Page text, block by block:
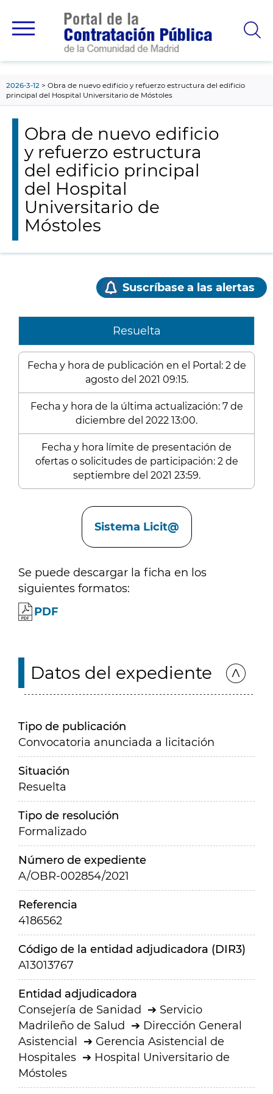
principal
2026-3-12
Obra de nuevo edificio y refuerzo estructura del edificio
principal del Hospital Universitario de Móstoles
Obra de nuevo edificio
y refuerzo estructura
del edificio principal
del Hospital
Universitario de
Móstoles
Suscríbase a las alertas
Resuelta
Fecha y hora de publicación en el Portal: 2 de
agosto del 2021 09:15.
Fecha y hora de la última actualización: 7 de
diciembre del 2022 13:00.
Fecha y hora límite de presentación de
ofertas o solicitudes de participación: 2 de
septiembre del 2021 23:59.
Sistema Licit@
Se puede descargar la ficha en los
siguientes formatos:
PDF
Datos del expediente
Tipo de publicación
Convocatoria anunciada a licitación
Situación
Resuelta
Tipo de resolución
Formalizado
Número de expediente
A/OBR-002854/2021
Referencia
4186562
Código de la entidad adjudicadora (DIR3)
A13013767
Entidad adjudicadora
Consejería de Sanidad
Servicio
Madrileño de Salud
Dirección General
Asistencial
Gerencia Asistencial de
Hospitales
Hospital Universitario de
Móstoles